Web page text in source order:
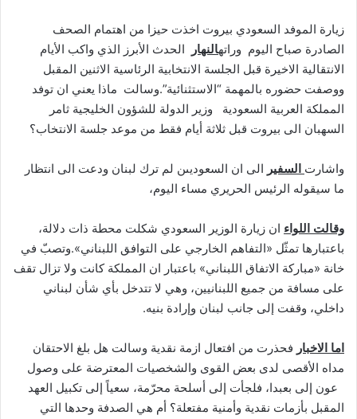
زيارة الموفد السعودي بيروت اخذت حيزا من اهتمام الصحف
الصادرة صباح اليوم وراتهالنهار
الحدث الأبرز الذي واكب الأيام
الانتقالية الاخيرة قبل الجلسة الانتخابية الرئاسية الاثنين المقبل
ووصفت حضوره بالمهمة “الاستثنائية”.وسالت ماذا يعني ان توفد
المملكة العربية السعودية وزير الدولة للشؤون الخليجية ثامر
السهبان الى بيروت قبل ثلاثة أيام فقط من موعد جلسة الانتخاب؟
واشارت السفير الى ان السعوديىن لم ترك لبنان ودعت الى انتظار
ما سيقوله الرئيس الحريري مساء اليوم،
وقالت اللواء ان زيارة الوزير السعودي شكلت محطة ذات دلالة،
باعتبارها تمثّل «التفاهم الخارجي على التوافق اللبناني».وتصبّ في
خانة «مباركة الاتفاق اللبناني» باعتبار ان المملكة كانت ولا تزال تقف
على مسافة من جميع اللبنانيين، وهي لا تتدخل بأي شأن لبناني
داخلي، وقفت إلى جانب لبنان وإرادة بنيه.
اما الاخبار فحذرت من افتعال ازمة نقدية وسالت هل بلغ الاحتقان
مداه الأقصى لدى بعض القوى والشخصيات المعترضة على وصول
عون إلى بعبدا، فلجأت إلى أسلحة محرّمة، سعياً إلى تكبيل العهد
المقبل بأزمات نقدية وأمنية مفتعلة؟ أم هي الصدفة وحدها التي